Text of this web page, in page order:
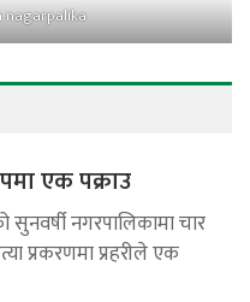
nagarpalika
एक पक्राउ
सुनवर्षी नगरपालिकामा चार
प्रकरणमा प्रहरीले एक